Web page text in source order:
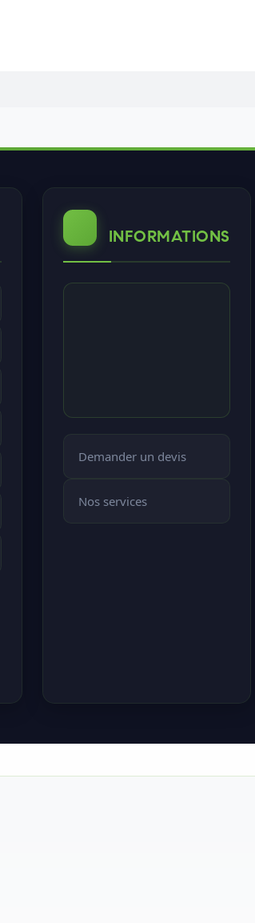
INFORMATIONS
Demander un devis
Nos services